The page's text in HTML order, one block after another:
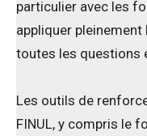
particulier avec les
appliquer
toutes les questions
Les outils de
FINUL, y compris le